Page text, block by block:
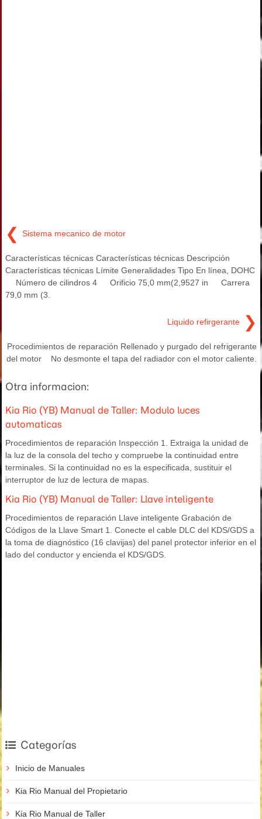
❮ Sistema mecanico de motor
Características técnicas Características técnicas Descripción
Características técnicas Límite Generalidades Tipo En línea, DOHC
Número de cilindros 4 Orificio 75,0 mm(2,9527 in Carrera
79,0 mm (3.
Liquido refirgerante ❯
Procedimientos de reparación Rellenado y purgado del refrigerante
del motor No desmonte el tapa del radiador con el motor caliente.
Otra informacion:
Kia Rio (YB) Manual de Taller: Modulo luces
automaticas
Procedimientos de reparación Inspección 1. Extraiga la unidad de
la luz de la consola del techo y compruebe la continuidad entre
terminales. Si la continuidad no es la especificada, sustituir el
interruptor de luz de lectura de mapas.
Kia Rio (YB) Manual de Taller: Llave inteligente
Procedimientos de reparación Llave inteligente Grabación de
Códigos de la Llave Smart 1. Conecte el cable DLC del KDS/GDS a
la toma de diagnóstico (16 clavijas) del panel protector inferior en el
lado del conductor y encienda el KDS/GDS.
Categorías
Inicio de Manuales
Kia Rio Manual del Propietario
Kia Rio Manual de Taller